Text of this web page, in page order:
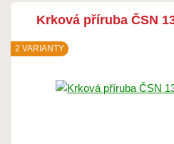
Krková příruba ČSN
2 VARIANTY